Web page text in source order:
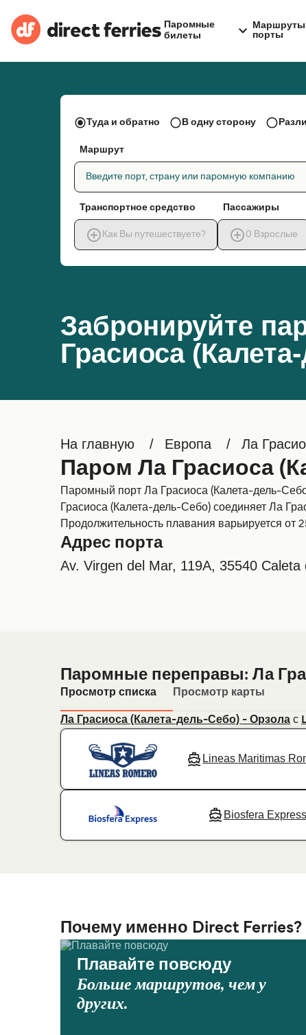
Паромные
билеты
Маршруты
порты
Забронируйте
Грасиоса
Туда и обратно В одну сторону
Маршрут
Введите порт, страну или паромную компанию
Транспортное средство
Как Вы путешествуете?
Пассажиры
0 Взрослые
На главную Европа Ла
Паром Ла Грасиоса
Паромный порт Ла Грасиоса (Калета-дель-
Грасиоса (Калета-дель-Себо) соединяет Ла
Продолжительность плавания варьируется
Адрес порта
Av. Virgen del Mar, 119A, 35540
Паромные переправы: Ла
Просмотр списка Просмотр карты
Ла Грасиоса (Калета-дель-Себо) - Орзола с
Lineas Maritimas
Biosfera Express
Почему именно Direct Ferries?
Плавайте повсюду
Больше маршрутов, чем у
других.